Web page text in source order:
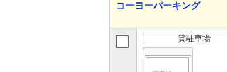
コーヨーパーキング
貸駐車場